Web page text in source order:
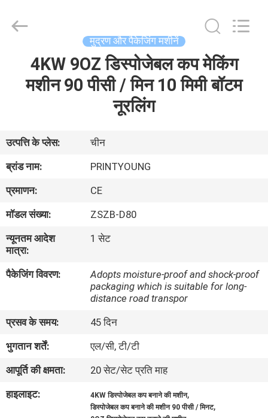
वीडियो
बारे
में
कारखाना
भ्रमण
गुणवत्ता
नियंत्रण
संपर्क
करें
Industry
Co.,Ltd.
मुद्रण और पैकेजिंग मशीनें
4KW 9OZ डिस्पोजेबल कप मेकिंग
मशीन 90 पीसी / मिन 10 मिमी बॉटम
नूरलिंग
उत्पत्ति के प्लेस:
चीन
ब्रांड नाम:
PRINTYOUNG
प्रमाणन:
CE
मॉडल संख्या:
ZSZB-D80
न्यूनतम आदेश
मात्रा:
1 सेट
पैकेजिंग विवरण:
Adopts moisture-proof and shock-proof
packaging which is suitable for long-
distance road transpor
प्रसव के समय:
45 दिन
भुगतान शर्तें:
एल/सी, टी/टी
आपूर्ति की क्षमता:
20 सेट/सेट प्रति माह
हाइलाइट:
4KW डिस्पोजेबल कप बनाने की मशीन,
डिस्पोजेबल कप बनाने की मशीन 90 पीसी / मिनट,